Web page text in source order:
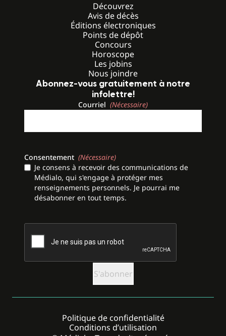
Découvrez
Avis de décès
Éditions électroniques
Points de dépôt
Concours
Horoscope
Les jobins
Nous joindre
Abonnez-vous gratuitement à notre
infolettre!
Courriel (Nécessaire)
Consentement (Nécessaire)
Je consens à recevoir des communications de
Médialo, qui s'engage à protéger mes
renseignements personnels. Je pourrai me
désabonner en tout temps.
Politique de confidentialité
Conditions d’utilisation